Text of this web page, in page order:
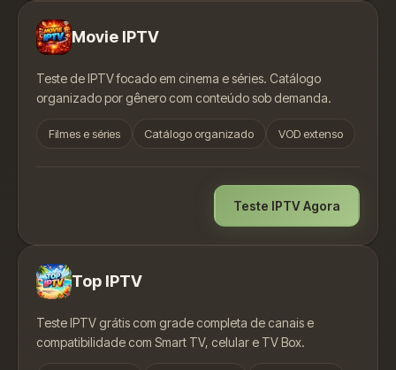
Movie IPTV
Teste de IPTV focado em cinema e séries. Catálogo
organizado por gênero com conteúdo sob demanda.
Filmes e séries Catálogo organizado VOD extenso
Teste IPTV Agora
Top IPTV
Teste IPTV grátis com grade completa de canais e
compatibilidade com Smart TV, celular e TV Box.